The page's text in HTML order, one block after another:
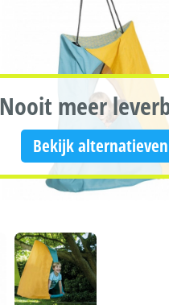
Nooit meer
Bekijk alternatieven